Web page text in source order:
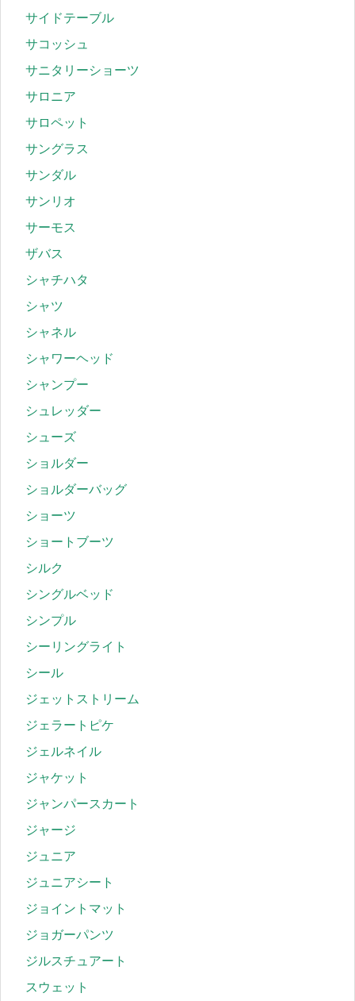
サイドテーブル
サコッシュ
サニタリーショーツ
サロニア
サロペット
サングラス
サンダル
サンリオ
サーモス
ザバス
シャチハタ
シャツ
シャネル
シャワーヘッド
シャンプー
シュレッダー
シューズ
ショルダー
ショルダーバッグ
ショーツ
ショートブーツ
シルク
シングルベッド
シンプル
シーリングライト
シール
ジェットストリーム
ジェラートピケ
ジェルネイル
ジャケット
ジャンパースカート
ジャージ
ジュニア
ジュニアシート
ジョイントマット
ジョガーパンツ
ジルスチュアート
スウェット